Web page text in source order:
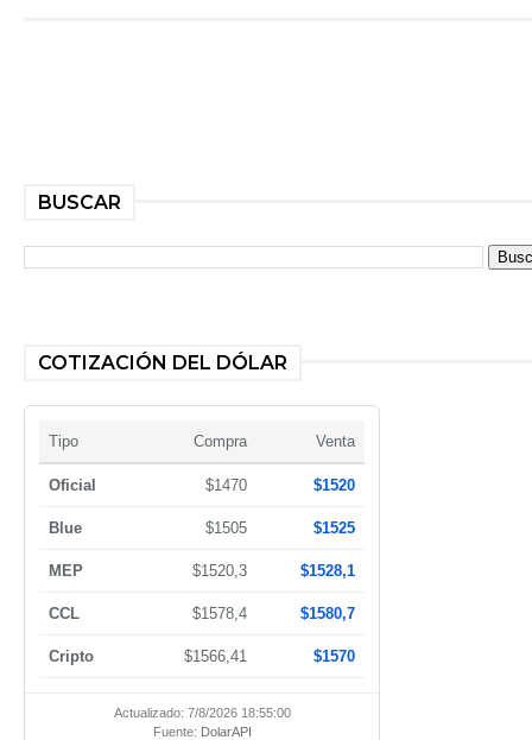
BUSCAR
COTIZACIÓN DEL DÓLAR
Tipo Compra Venta
Oficial $1470 $1520
Blue $1505 $1525
MEP $1520,3 $1528,1
CCL $1578,4 $1580,7
Cripto $1566,41 $1570
Actualizado: 7/8/2026 18:55:00
Fuente: DolarAPI